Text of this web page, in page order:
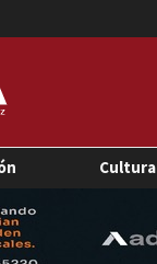
Cultura